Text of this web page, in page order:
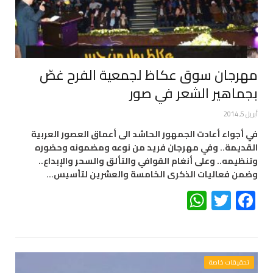
مهرجان سوق عكاظ لجمعية الفرح غصّ
بجماهير الشعر في صور
أبريل 5, 2014
في أجواء أعادت الجمهور الحاشد الى أعماق العصور العربية
القديمة.. وفي مهرجان فريد من نوعه ومضمونه وحضوره
وتنظيمه.. وعلى أنغام القوافي والتألق والسحر والإبداع..
وضمن فعاليات الذكرى الخامسة والعشرين لتأسيس…
Facebook
Twitter
تحقيقات خاصة